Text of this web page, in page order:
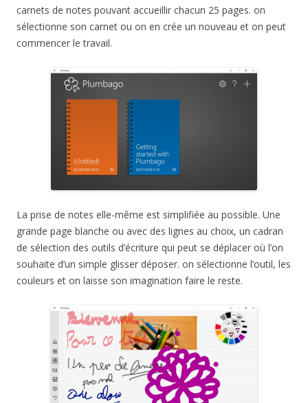
carnets de notes pouvant accueillir chacun 25 pages. on
sélectionne son carnet ou on en crée un nouveau et on peut
commencer le travail.
La prise de notes elle-même est simplifiée au possible. Une
grande page blanche ou avec des lignes au choix, un cadran
de sélection des outils d’écriture qui peut se déplacer où l’on
souhaite d’un simple glisser déposer. on sélectionne l’outil, les
couleurs et on laisse son imagination faire le reste.